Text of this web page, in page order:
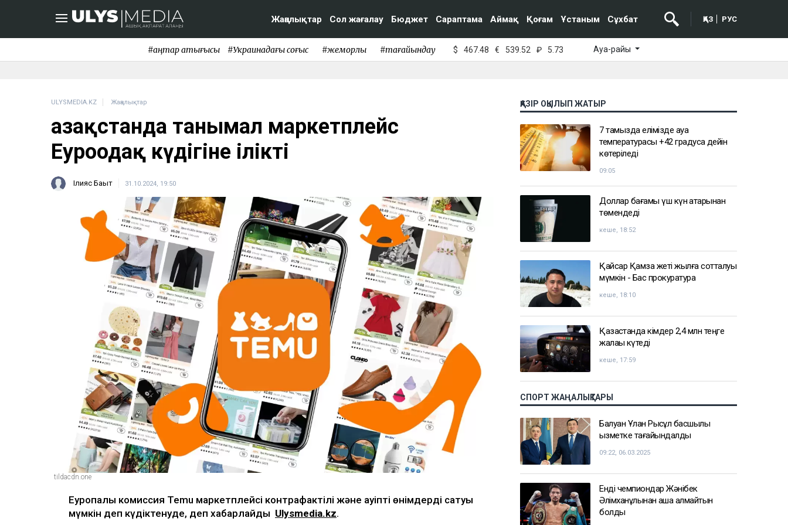
Жаңалықтар Сол жағалау Бюджет Сараптама Аймақ Қоғам Ұстаным Сұхбат ҚАЗ РУС
#қаңтар қақтығысы #Украинадағы соғыс #жемқорлық #тағайындау $ 467.48 € 539.52 ₽ 5.73 Ауа-райы
ULYSMEDIA.KZ Жаңалықтар
Қазақстанда танымал маркетплейс
Еуроодақ күдігіне ілікті
Ілияс Бақыт 31.10.2024, 19:50
tildacdn.one
Еуропалық комиссия Temu маркетплейсі контрафактілі және қауіпті өнімдерді сатуы
мүмкін деп күдіктенуде, деп хабарлайды Ulysmedia.kz.
ҚАЗІР ОҚЫЛЫП ЖАТЫР
7 тамызда елімізде ауа
температурасы +42 градусқа дейін
көтеріледі
09:05
Доллар бағамы үш күн қатарынан
төмендеді
кеше, 18:52
Қайсар Қамза жеті жылға сотталуы
мүмкін - Бас прокуратура
кеше, 18:10
Қазақстанда кімдер 2,4 млн теңге
жалақы күтеді
кеше, 17:59
СПОРТ ЖАҢАЛЫҚТАРЫ
Балуан Ұлан Рысқұл басшылық
қызметке тағайындалды
09:22, 06.03.2025
Енді чемпиондар Жәнібек
Әлімханұлынан қаша алмайтын
болды